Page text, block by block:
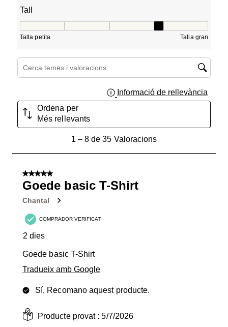
Tall
Talla petita Talla gran
Cerca temes i valoracions regió de cerca
Informació de rellevància
Ordena per
Més rellevants
Valoracions.
1– 8 de 35 Valoracions
5 de 5 estrelles.
Goede basic T-Shirt
Chantal
COMPRADOR VERIFICAT
2 dies
Goede basic T-Shirt
Tradueix amb Google
Sí, Recomano aquest producte.
Producte provat :5/7/2026